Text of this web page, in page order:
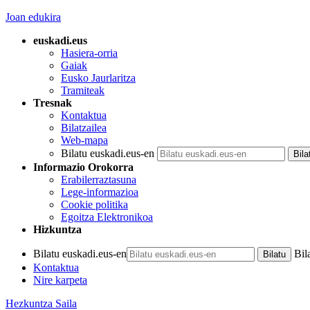
Joan edukira
euskadi.eus
Hasiera-orria
Gaiak
Eusko Jaurlaritza
Tramiteak
Tresnak
Kontaktua
Bilatzailea
Web-mapa
Bilatu euskadi.eus-en
Informazio Orokorra
Erabilerraztasuna
Lege-informazioa
Cookie politika
Egoitza Elektronikoa
Hizkuntza
Bilatu euskadi.eus-en
Kontaktua
Nire karpeta
Hezkuntza Saila